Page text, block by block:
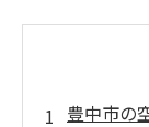
豊中市の